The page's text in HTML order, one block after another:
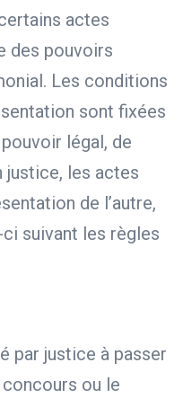
actes
des pouvoirs
Les conditions
sont fixées
légal, de
justice, les actes
de l’autre,
suivant les règles
par justice à passer
ou le